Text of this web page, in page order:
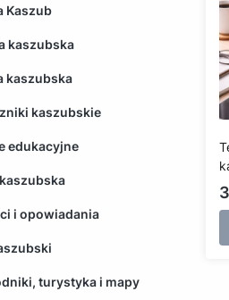
Kaszub
kaszubska
kaszubska
kaszubskie
edukacyjne
i opowiadania
turystyka i mapy